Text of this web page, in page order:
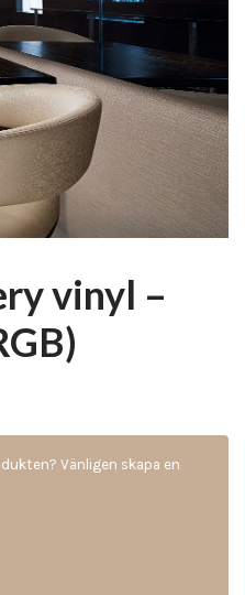
vinyl –
Vänligen skapa en